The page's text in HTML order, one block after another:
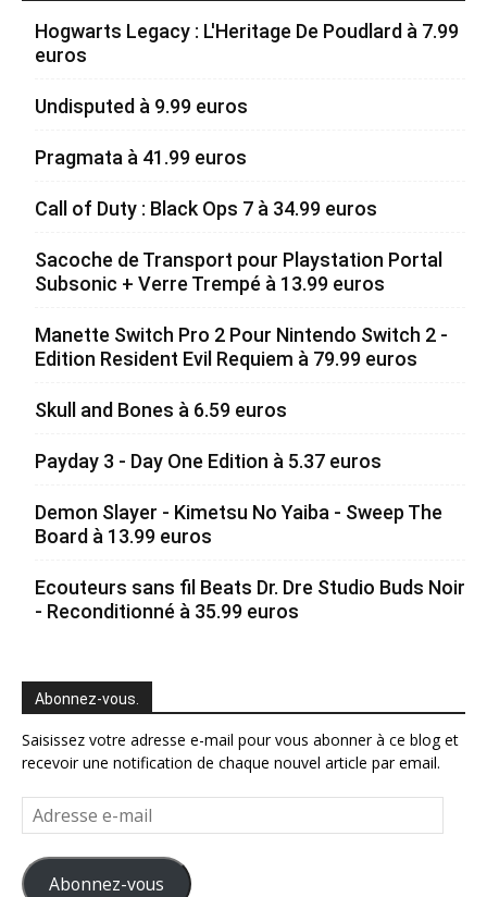
Hogwarts Legacy : L'Heritage De Poudlard à 7.99
euros
Undisputed à 9.99 euros
Pragmata à 41.99 euros
Call of Duty : Black Ops 7 à 34.99 euros
Sacoche de Transport pour Playstation Portal
Subsonic + Verre Trempé à 13.99 euros
Manette Switch Pro 2 Pour Nintendo Switch 2 -
Edition Resident Evil Requiem à 79.99 euros
Skull and Bones à 6.59 euros
Payday 3 - Day One Edition à 5.37 euros
Demon Slayer - Kimetsu No Yaiba - Sweep The
Board à 13.99 euros
Ecouteurs sans fil Beats Dr. Dre Studio Buds Noir
- Reconditionné à 35.99 euros
Abonnez-vous.
Saisissez votre adresse e-mail pour vous abonner à ce blog et
recevoir une notification de chaque nouvel article par email.
Adresse
e-
mail
Abonnez-vous